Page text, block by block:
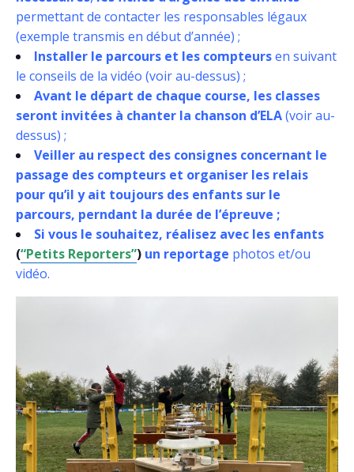
permettant de contacter les responsables légaux
(exemple transmis en début d’année) ;
Installer le parcours et les compteursen suivant
le conseils de la vidéo (voir au-dessus) ;
Avant le départ de chaque course, les classes
seront invitées à chanter la chanson d’ELA(voir au-
dessus) ;
Veiller au respect des consignes concernant le
passage des compteurs et organiser les relais
pour qu’il y ait toujours des enfants sur le
parcours, perndant la durée de l’épreuve ;
Si vous le souhaitez, réalisez avec les enfants
(“Petits Reporters”) un reportage photos et/ou
vidéo.